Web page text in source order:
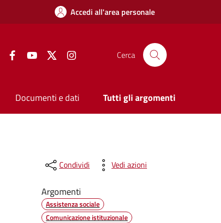
Accedi all'area personale
FacebookYouTube Twitter Cerca
Documenti e dati Tutti gli argomenti
Condividi Vedi azioni
Argomenti
Assistenza sociale
Comunicazione istituzionale